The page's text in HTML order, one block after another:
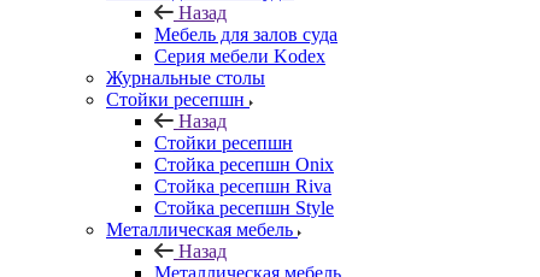
Назад
Мебель для залов суда
Серия мебели Kodex
Журнальные столы
Стойки ресепшн
Назад
Стойки ресепшн
Стойка ресепшн Onix
Стойка ресепшн Riva
Стойка ресепшн Style
Металлическая мебель
Назад
Металлическая мебель